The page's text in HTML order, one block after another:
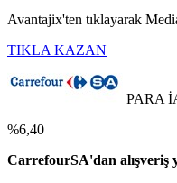
Avantajix'ten tıklayarak
TIKLA KAZAN
PARA
%6,40
CarrefourSA'dan